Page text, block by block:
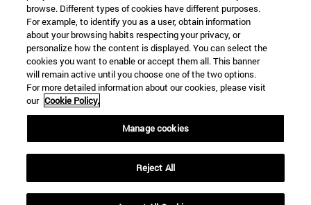
browse. Different types of cookies have different purposes.
For example, to identify you as a user, obtain information
about your browsing habits respecting your privacy, or
personalize how the content is displayed. You can select the
cookies you want to enable or accept them all. This banner
will remain active until you choose one of the two options.
For more detailed information about our cookies, please visit
our Cookie Policy.
Manage cookies
Reject All